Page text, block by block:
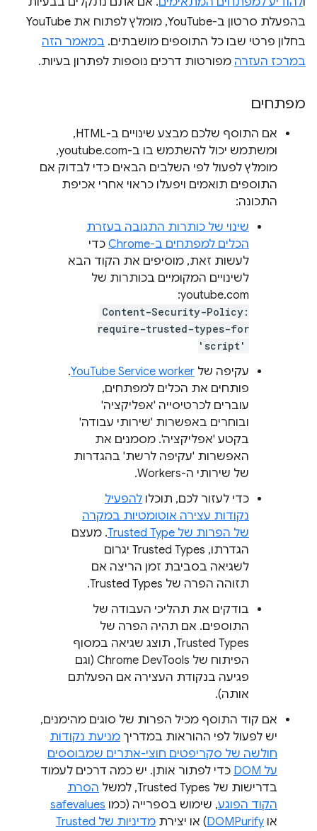
בהפעלת סרטון ב-YouTube, מומלץ לפתוח את YouTube
בחלון פרטי שבו כל התוספים מושבתים. במאמר הזה
במרכז העזרה מפורטות דרכים נוספות לפתרון בעיות.
מפתחים
אם התוסף שלכם מבצע שינויים ב-HTML,
ומשתמש יכול להשתמש בו ב-youtube.com,
מומלץ לפעול לפי השלבים הבאים כדי לבדוק אם
התוספים תואמים ויפעלו כראוי אחרי אכיפת
התכונה:
שינוי של כותרות התגובה בעזרת
הכלים למפתחים ב-Chrome
כדי
לעשות זאת, מוסיפים את הקוד הבא
לשינויים המקומיים בכותרות של
youtube.com:
Content-Security-Policy:
require-trusted-types-for
'script'
עקיפה של YouTube Service worker
.
פותחים את הכלים למפתחים,
עוברים לכרטיסייה 'אפליקציה'
ובוחרים באפשרות 'שירותי עבודה'
בקטע 'אפליקציה'. מסמנים את
האפשרות 'עקיפה לרשת' בהגדרות
של שירותי ה-Workers.
כדי לעזור לכם, תוכלו להפעיל
נקודות עצירה אוטומטיות במקרה
של הפרות של Trusted Type
. מעצם
הגדרתו, Trusted Types יגרום
לשגיאה בסביבת זמן הריצה אם
תזוהה הפרה של Trusted Types.
בודקים את תהליכי העבודה של
התוספים. אם תהיה הפרה של
Trusted Types, תוצג שגיאה במסוף
הפיתוח של Chrome DevTools (וגם
פגיעה בנקודת העצירה אם הפעלתם
אותה).
אם קוד התוסף מכיל הפרות של סוגים מהימנים,
יש לפעול לפי ההוראות במדריך מניעת נקודות
חולשה של סקריפטים חוצי-אתרים שמבוססים
על DOM
כדי לפתור אותן. יש כמה דרכים לעמוד
בדרישות של Trusted Types, למשל
הסרת
הקוד הפוגע, שימוש בספרייה (כמו safevalues
או DOMPurify) או יצירת
מדיניות של Trusted